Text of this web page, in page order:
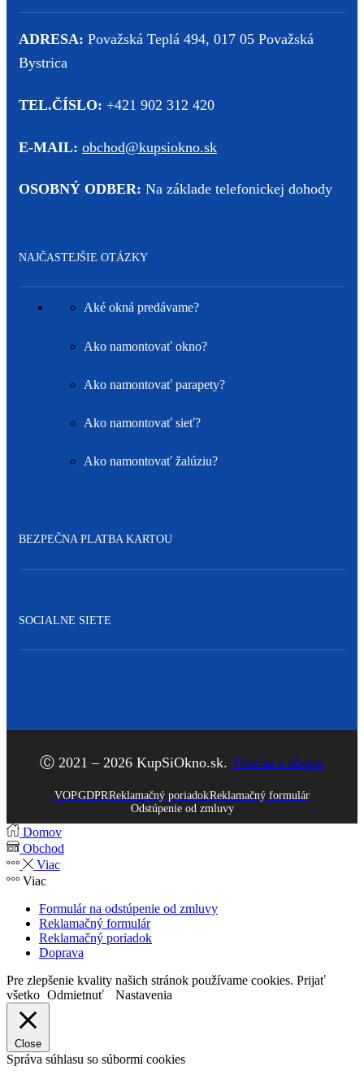
ADRESA: Považská Teplá 494, 017 05 Považská
Bystrica
TEL.ČÍSLO: +421 902 312 420
E-MAIL: obchod@kupsiokno.sk
OSOBNÝ ODBER: Na základe telefonickej dohody
NAJČASTEJŠIE OTÁZKY
Aké okná predávame?
Ako namontovať okno?
Ako namontovať parapety?
Ako namontovať sieť?
Ako namontovať žalúziu?
BEZPEČNA PLATBA KARTOU
SOCIALNE SIETE
Ⓒ 2021 – 2026 KupSiOkno.sk. Tvorba e-shopu
VOPGDPRReklamačný poriadokReklamačný formulár
Odstúpenie od zmluvy
Domov
Obchod
Viac
Viac
Formulár na odstúpenie od zmluvy
Reklamačný formulár
Reklamačný poriadok
Doprava
Pre zlepšenie kvality našich stránok používame cookies. Prijať
všetko Odmietnuť Nastavenia
Close
Správa súhlasu so súbormi cookies